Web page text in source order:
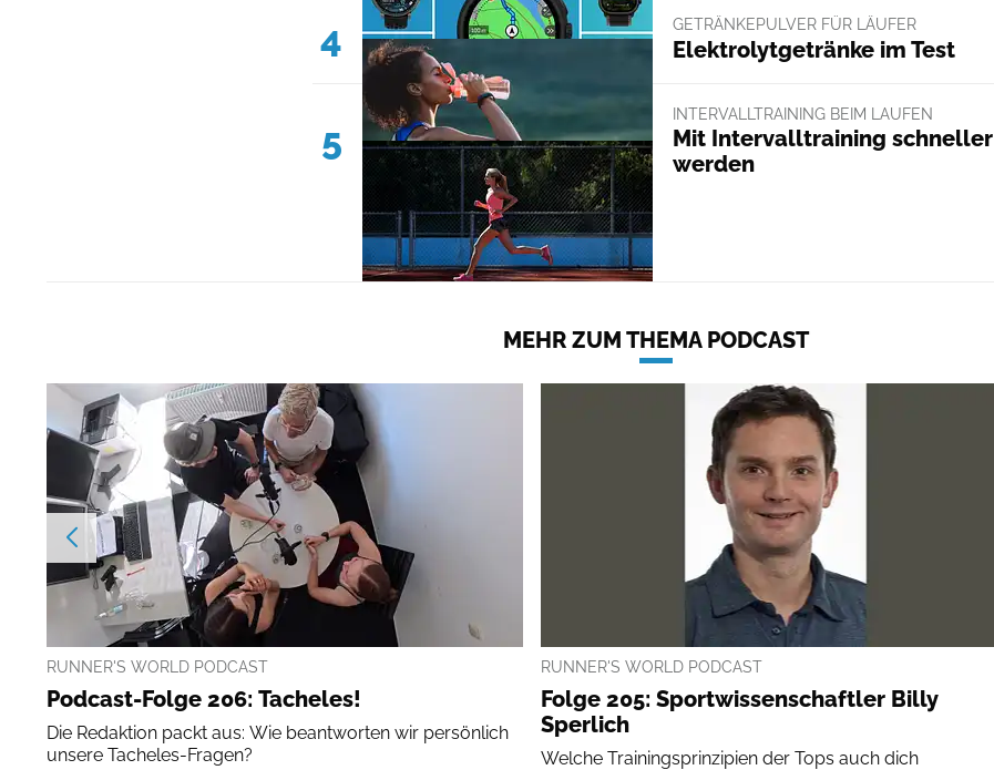
4 GETRÄNKEPULVER FÜR LÄUFER
Elektrolytgetränke im Test
5
INTERVALLTRAINING BEIM LAUFEN
Mit Intervalltraining schneller
werden
MEHR ZUM THEMA PODCAST
RUNNER'S WORLD PODCAST
Podcast-Folge 206: Tacheles!
Die Redaktion packt aus: Wie beantworten wir persönlich
unsere Tacheles-Fragen?
RUNNER'S WORLD PODCAST
Folge 205: Sportwissenschaftler Billy
Sperlich
Welche Trainingsprinzipien der Tops auch dich